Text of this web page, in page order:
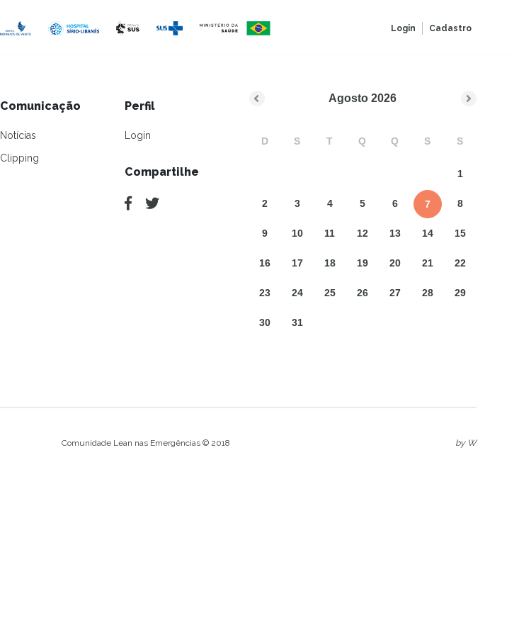
Login Cadastro
Comunicação
Notícias
Clipping
Perfil
Login
Compartilhe
Agosto 2026
D S T Q Q S S
1
2 3 4 5 6 7 8
9 10 11 12 13 14 15
16 17 18 19 20 21 22
23 24 25 26 27 28 29
30 31
Comunidade Lean nas Emergências © 2018 by W